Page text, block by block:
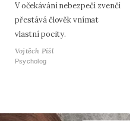
V očekávání nebezpečí zvenčí
přestává člověk vnímat
vlastní pocity.
Vojtěch Pišl
Psycholog